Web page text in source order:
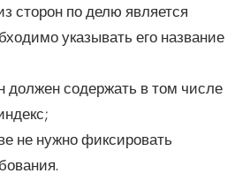
сторон по делю является
указывать его название
должен содержать в том числе
не нужно фиксировать